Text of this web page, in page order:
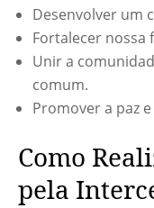
Desenvolver um
Fortalecer nossa
Unir a
comum.
Promover a paz
Como
pela